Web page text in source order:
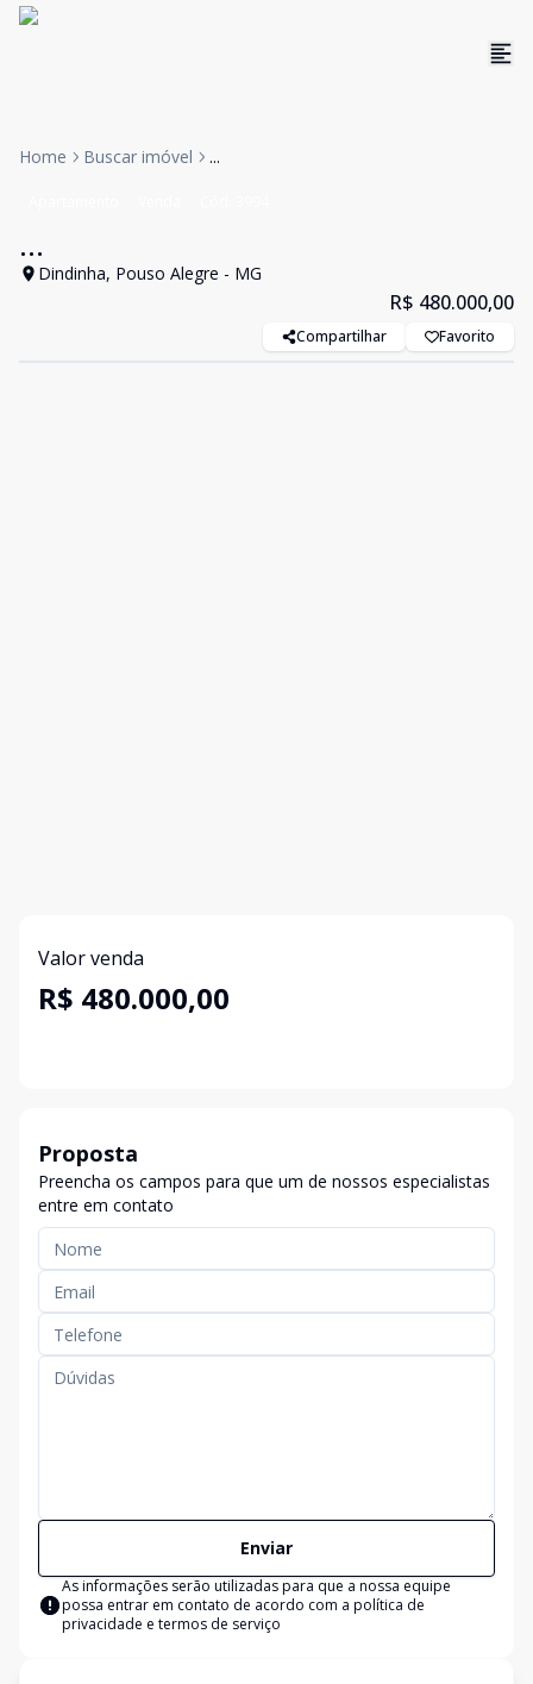
Home Buscar imóvel ...
...
Dindinha, Pouso Alegre - MG
R$ 480.000,00
Compartilhar Favorito
Valor venda
R$ 480.000,00
Proposta
Preencha os campos para que um de nossos especialistas
entre em contato
Enviar
As informações serão utilizadas para que a nossa equipe
possa entrar em contato de acordo com a política de
privacidade e termos de serviço